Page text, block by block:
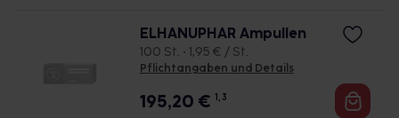
ELHANUPHAR Ampullen
100 St. • 1,95 € / St.
Pflichtangaben und Details
195,20 € 1, 3